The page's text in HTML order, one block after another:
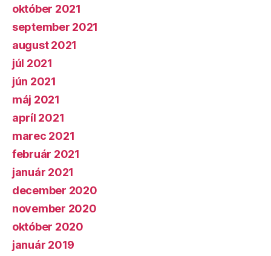
október 2021
september 2021
august 2021
júl 2021
jún 2021
máj 2021
apríl 2021
marec 2021
február 2021
január 2021
december 2020
november 2020
október 2020
január 2019